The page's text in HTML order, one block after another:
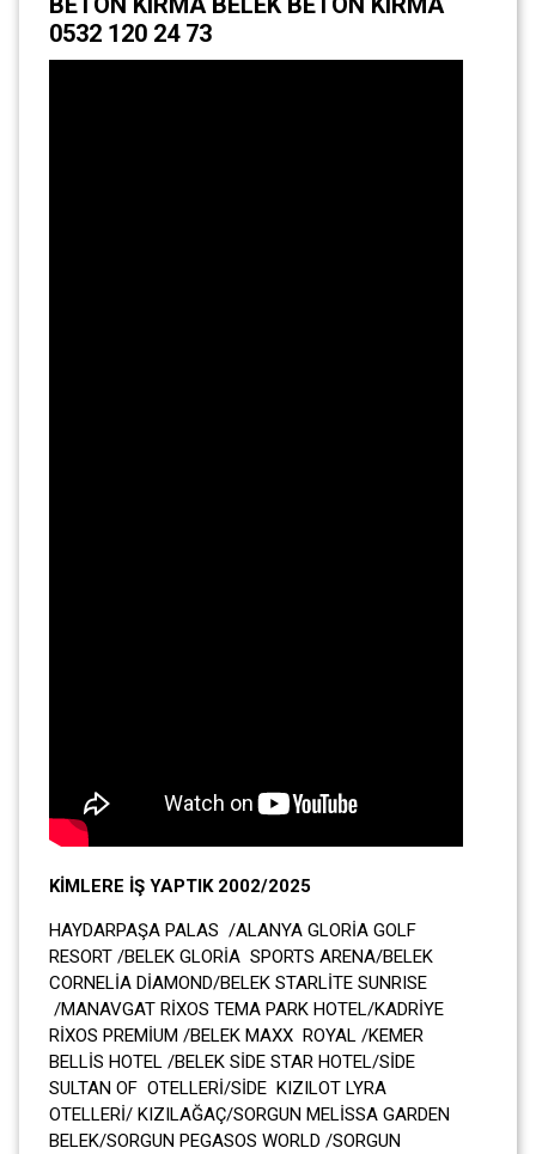
0532 120 24 73
KİMLERE İŞ YAPTIK 2002/2025
HAYDARPAŞA PALAS /ALANYA GLORİA GOLF
RESORT /BELEK GLORİA SPORTS ARENA/BELEK
CORNELİA DİAMOND/BELEK STARLİTE SUNRISE
/MANAVGAT RİXOS TEMA PARK HOTEL/KADRİYE
RİXOS PREMİUM /BELEK MAXX ROYAL /KEMER
BELLİS HOTEL /BELEK SİDE STAR HOTEL/SİDE
SULTAN OF OTELLERİ/SİDE KIZILOT LYRA
OTELLERİ/ KIZILAĞAÇ/SORGUN MELİSSA GARDEN
BELEK/SORGUN PEGASOS WORLD /SORGUN